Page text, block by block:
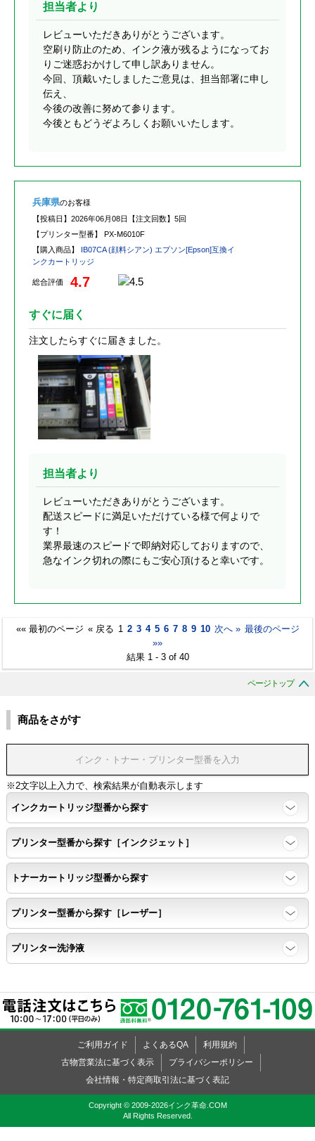
担当者より
レビューいただきありがとうございます。
空刷り防止のため、インク液が残るようになってお
りご迷惑おかけして申し訳ありません。
今回、頂戴いたしましたご意見は、担当部署に申し
伝え、
今後の改善に努めて参ります。
今後ともどうぞよろしくお願いいたします。
兵庫県のお客様
【投稿日】 2026年06月08日 【注文回数】 5回
【プリンター型番】 PX-M6010F
【購入商品】 IB07CA (顔料シアン) エプソン[Epson]互換イ
ンクカートリッジ
総合評価 4.7
すぐに届く
注文したらすぐに届きました。
担当者より
レビューいただきありがとうございます。
配送スピードに満足いただけている様で何よりで
す！
業界最速のスピードで即納対応しておりますので、
急なインク切れの際にもご安心頂けると幸いです。
«« 最初のページ « 戻る 1 2 3 4 5 6 7 8 9 10 次へ » 最後のページ
»»
結果 1 - 3 of 40
ページトップ
商品をさがす
※2文字以上入力で、検索結果が自動表示します
インクカートリッジ型番から探す
プリンター型番から探す［インクジェット］
トナーカートリッジ型番から探す
プリンター型番から探す［レーザー］
プリンター洗浄液
ご利用ガイド よくあるQA
利用規約
古物営業法に基づく表示
プライバシーポリシー
会社情報・特定商取引法に基づく表記
Copyright © 2009-2026インク革命.COM
All Rights Reserved.